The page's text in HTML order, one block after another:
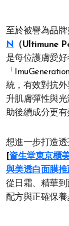
至於被譽為品
N （Ultimune
是每位護膚愛
「
統，有效對抗
升肌膚彈性與
助後續成分更有
想進一步打造
[資生堂東京櫃
與美透白面膜推
從日霜、精華
配方與正確保養